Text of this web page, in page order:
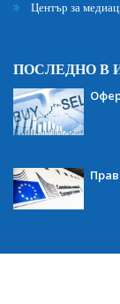
Център за
ПОСЛЕДНО В